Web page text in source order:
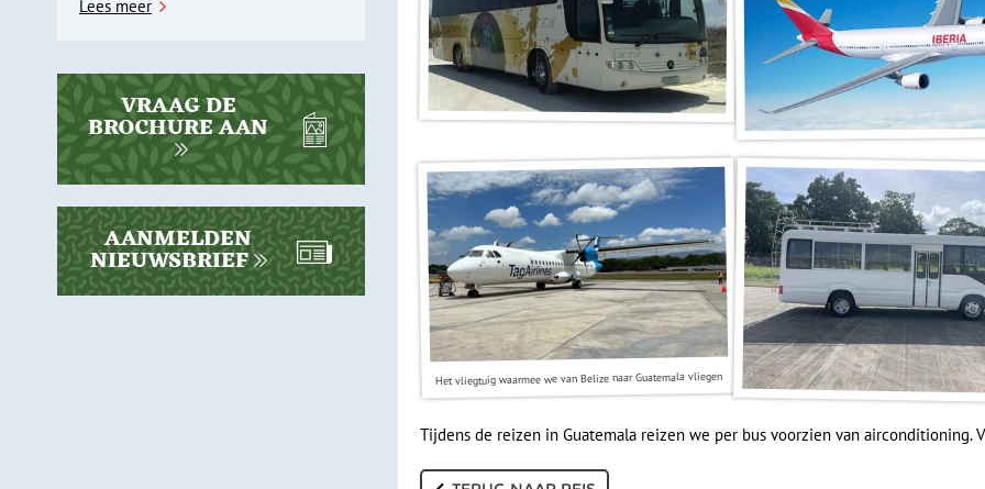
Het vliegtuig waarmee we van Belize naar Guatemala vliegen
Tijdens de reizen in Guatemala reizen we per bus voorzien van airconditioning.
Lees meer
VRAAG DE
BROCHURE AAN
AANMELDEN
NIEUWSBRIEF